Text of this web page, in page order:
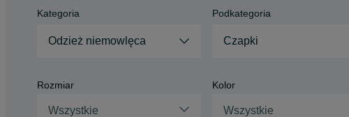
Kategoria
Odzież niemowlęca
Podkategoria
Czapki
Rozmiar
Wszystkie
Kolor
Wszystkie